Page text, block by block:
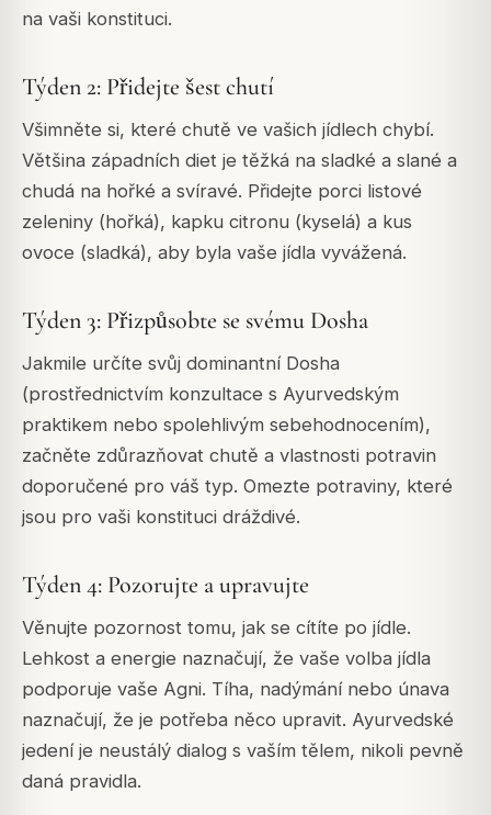
na vaši konstituci.
Týden 2: Přidejte šest chutí
Všimněte si, které chutě ve vašich jídlech chybí.
Většina západních diet je těžká na sladké a slané a
chudá na hořké a svíravé. Přidejte porci listové
zeleniny (hořká), kapku citronu (kyselá) a kus
ovoce (sladká), aby byla vaše jídla vyvážená.
Týden 3: Přizpůsobte se svému Dosha
Jakmile určíte svůj dominantní Dosha
(prostřednictvím konzultace s Ayurvedským
praktikem nebo spolehlivým sebehodnocením),
začněte zdůrazňovat chutě a vlastnosti potravin
doporučené pro váš typ. Omezte potraviny, které
jsou pro vaši konstituci dráždivé.
Týden 4: Pozorujte a upravujte
Věnujte pozornost tomu, jak se cítíte po jídle.
Lehkost a energie naznačují, že vaše volba jídla
podporuje vaše Agni. Tíha, nadýmání nebo únava
naznačují, že je potřeba něco upravit. Ayurvedské
jedení je neustálý dialog s vaším tělem, nikoli pevně
daná pravidla.